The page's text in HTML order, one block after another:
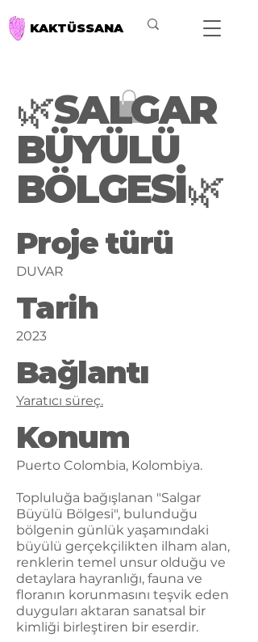
KAKTÜSSANA
🌿SALGAR
BÜYÜLÜ
BÖLGESİ🌿
Proje türü
DUVAR
Tarih
2023
Bağlantı
Yaratıcı süreç.
Konum
Puerto Colombia, Kolombiya.
Topluluğa bağışlanan "Salgar
Büyülü Bölgesi", bulunduğu
bölgenin günlük yaşamındaki
büyülü gerçekçilikten ilham alan,
renklerin temel unsur olduğu ve
detaylara hayranlığı, fauna ve
floranın korunmasını teşvik eden
duyguları aktaran sanatsal bir
kimliği birleştiren bir eserdir.